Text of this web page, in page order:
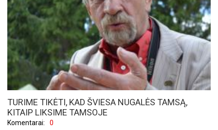
TURIME TIKĖTI, KAD ŠVIESA NUGALĖS TAMSĄ,
KITAIP LIKSIME TAMSOJE
Komentarai: 0